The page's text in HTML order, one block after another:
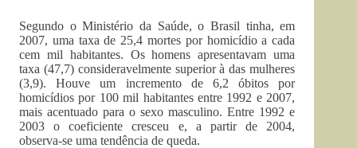
Segundo o Ministério da Saúde, o Brasil tinha, em
2007, uma taxa de 25,4 mortes por homicídio a cada
cem mil habitantes. Os homens apresentavam uma
taxa (47,7) consideravelmente superior à das mulheres
(3,9). Houve um incremento de 6,2 óbitos por
homicídios por 100 mil habitantes entre 1992 e 2007,
mais acentuado para o sexo masculino. Entre 1992 e
2003 o coeficiente cresceu e, a partir de 2004,
observa-se uma tendência de queda.